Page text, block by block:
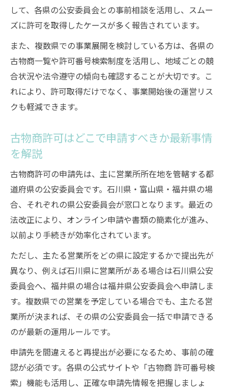
して、各県の公安委員会との事前相談を活用し、スムー
ズに許可を取得したケースが多く報告されています。
また、複数県での事業展開を検討している方は、各県の
古物商一覧や許可番号検索制度を活用し、地域ごとの競
合状況や法令遵守の傾向も確認することが大切です。こ
れにより、許可取得だけでなく、事業開始後の運営リス
クも軽減できます。
古物商許可はどこで申請すべきか最新事情
を解説
古物商許可の申請先は、主に営業所所在地を管轄する都
道府県の公安委員会です。石川県・富山県・福井県の場
合、それぞれの県公安委員会が窓口となります。最近の
法改正により、オンライン申請や書類の簡素化が進み、
以前より手続きが効率化されています。
ただし、主たる営業所をどの県に設定するかで提出先が
異なり、例えば石川県に営業所がある場合は石川県公安
委員会へ、福井県の場合は福井県公安委員会へ申請しま
す。複数県での営業を予定している場合でも、主たる営
業所が決まれば、その県の公安委員会一括で申請できる
のが最新の運用ルールです。
申請先を間違えると再提出が必要になるため、事前の確
認が必須です。各県の公式サイトや「古物商 許可番号検
索」機能も活用し、正確な申請先情報を把握しましょ